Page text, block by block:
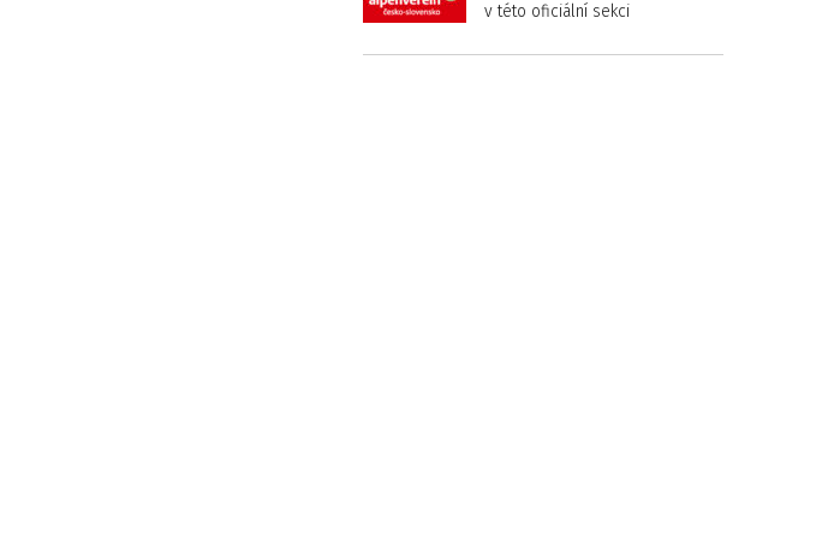
v této oficiální sekci